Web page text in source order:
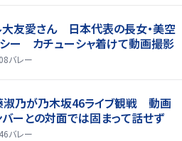
大友愛さん 日本代表の長女・美空
シー カチューシャ着けて動画撮影
バレー
淑乃が乃木坂46ライブ観戦 動画
ーとの対面では固まって話せず
バレー